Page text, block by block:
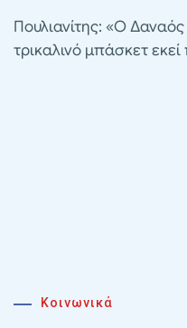
Πουλιανίτης: «Ο
τρικαλινό μπάσκετ εκεί
Κοινωνικά